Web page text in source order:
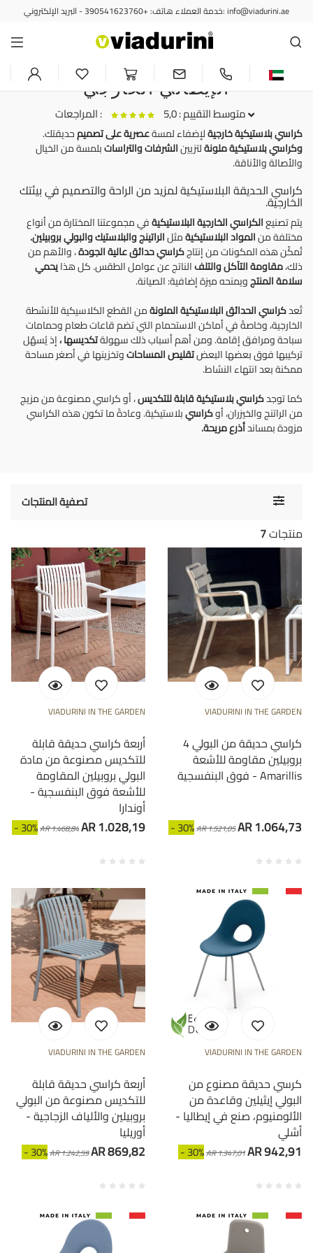
خدمة العملاء هاتف: +390541623760 - البريد الإلكتروني: info@viadurini.ae
كراسي الحديقة
كراسي حدائق بلاستيكية بتصميم
عصري ملون - على الطراز
الإيطالي الخارجي
المراجعات :
كرسي مصمم للاستخدام الخارجي/الداخلي مصنوع من مادة البولي بروبيلين،
صنع في إيطاليا، بيا
Bellissima sedie, il design minimale si sposta perfettamente con il
colore della struttura e seduta. Comoda e maneggevole.
كراسي بلاستيكية خارجيةلإضفاء لمسةعصرية على تصميمحديقتك.
وكراسي بلاستيكية ملونةلتزيينالشرفات والتراساتبلمسة من الخيال
والأصالة والأناقة.
كراسي الحديقة البلاستيكية لمزيد من الراحة والتصميم في بيئتك
الخارجية.
يتم تصنيعالكراسي الخارجية البلاستيكيةفي مجموعتنا المختارة من أنواع
مختلفة منالمواد البلاستيكيةمثلالراتينج والبلاستيك والبولي بروبيلين.
تُمكّن هذه المكونات من إنتاجكراسي حدائق عالية الجودة، والأهم من
ذلك،مقاومة التآكلوالتلفالناتج عن عوامل الطقس. كل هذايحمي
سلامة المنتجويمنحه ميزة إضافية: الصيانة.
تُعدكراسيالحدائق البلاستيكية الملونةمن القطع الكلاسيكية للأنشطة
الخارجية، وخاصةً في أماكن الاستحمام التي تضم قاعات طعام وحمامات
سباحة ومرافق إقامة. ومن أهم أسباب ذلك سهولةتكديسها،إذ يُسهّل
تركيبها فوق بعضها البعضتقليص المساحاتوتخزينها في أصغر مساحة
ممكنة بعد انتهاء النشاط.
كما توجدكراسي بلاستيكية قابلة للتكديس، أو كراسي مصنوعة من مزيج
من الراتنج والخيزران، أوكراسيبلاستيكية. وعادةً ما تكون هذه الكراسي
مزودة بمساندأذرع مريحة.
Toggle تصفية المنتجات
7منتجات
VIADURINI IN THE GARDEN
أربعة كراسي حديقة قابلة
للتكديس مصنوعة من مادة
البولي بروبيلين المقاومة
للأشعة فوق البنفسجية -
أوندارا
- 30%AR 1.468,84AR 1.028,19
VIADURINI IN THE GARDEN
4 كراسي حديقة من البولي
بروبيلين مقاومة للأشعة
فوق البنفسجية - Amarillis
- 30%AR 1.521,05AR 1.064,73
VIADURINI IN THE GARDEN
أربعة كراسي حديقة قابلة
للتكديس مصنوعة من البولي
بروبيلين والألياف الزجاجية -
أوريليا
- 30%AR 1.242,59AR 869,82
VIADURINI IN THE GARDEN
كرسي حديقة مصنوع من
البولي إيثيلين وقاعدة من
الألومنيوم، صنع في إيطاليا -
أشلي
- 30%AR 1.347,01AR 942,91